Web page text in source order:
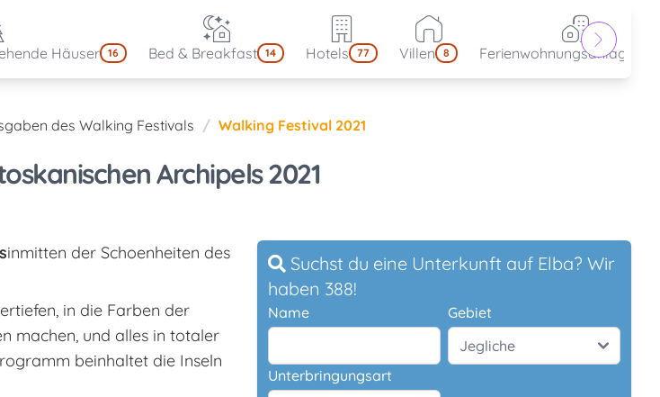
Häuser 16 Bed & Breakfast 14 Hotels 77 Villen 8 Ferienwohnungsanlagen
des Walking Festivals Walking Festival 2021
Archipels 2021
inmitten der Schoenheiten des
in die Farben der
machen, und alles in totaler
beinhaltet die Inseln
Suchst du eine Unterkunft auf Elba? Wir
haben 388!
Name Gebiet
Unterbringungsart